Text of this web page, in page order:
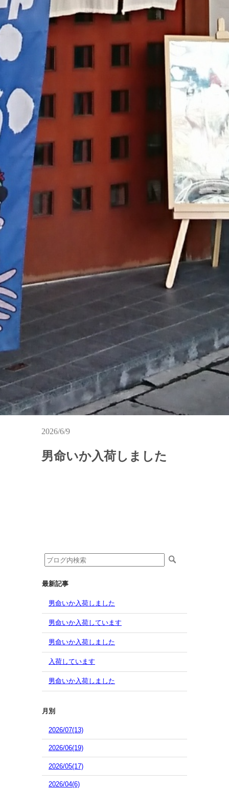
2026/6/9
男命いか入荷しました
最新記事
男命いか入荷しました
男命いか入荷しています
男命いか入荷しました
入荷しています
男命いか入荷しました
月別
2026/07(13)
2026/06(19)
2026/05(17)
2026/04(6)